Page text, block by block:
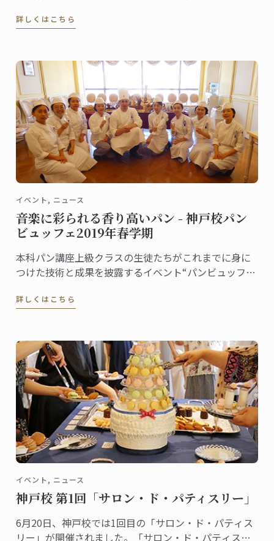
詳しくはこちら
イベント, ニュース
音楽に彩られる香り高いパン - 神戸校パン
ビュッフェ2019年春学期
本科パン講座上級クラスの生徒たちがこれまでに身に
つけた技術と成果を披露するイベント“パンビュッフ
ズのパンをプレゼンテーションします。6月に神戸校で
詳しくはこちら
イベント, ニュース
神戸校 第1回「サロン・ド・パティスリー」
6月20日、神戸校では1回目の「サロン・ド・パティス
リー」が開催されました。「サロン・ド・パティスリ